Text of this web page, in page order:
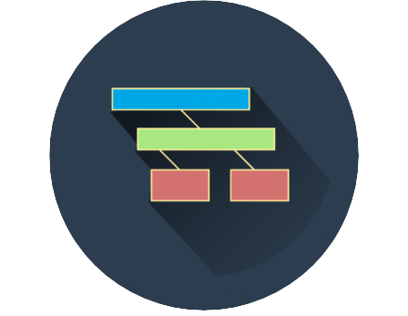
קורס בניית אתרים בוורדפרס